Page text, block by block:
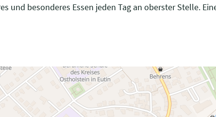
und besonderes Essen jeden Tag an oberster Stelle.